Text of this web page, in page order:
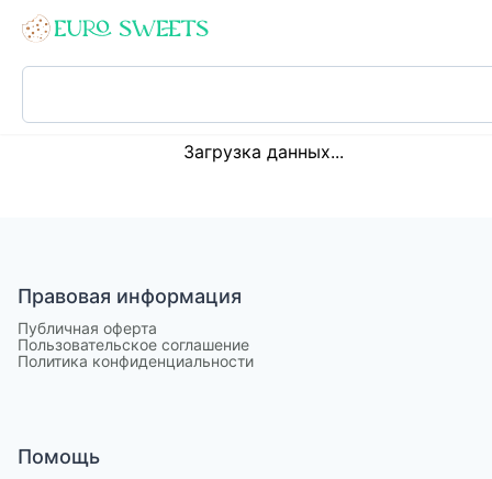
Loading...
Загрузка данных...
Правовая информация
Публичная оферта
Пользовательское соглашение
Политика конфиденциальности
Помощь